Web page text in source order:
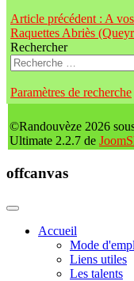
Article précédent : A
Raquettes Abriès
Rechercher
Paramètres de recherche
©Randouvèze 2026
Ultimate 2.2.7 de
offcanvas
Accueil
Mode
Liens utiles
Les talents